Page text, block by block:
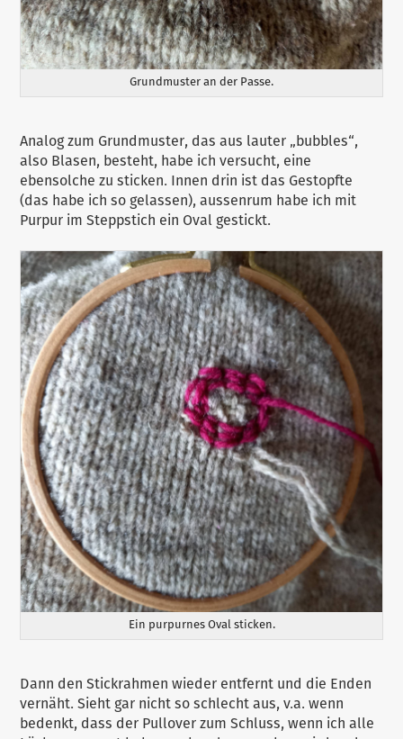
Grundmuster an der Passe.
Analog zum Grundmuster, das aus lauter „bubbles“,
also Blasen, besteht, habe ich versucht, eine
ebensolche zu sticken. Innen drin ist das Gestopfte
(das habe ich so gelassen), aussenrum habe ich mit
Purpur im Steppstich ein Oval gestickt.
Ein purpurnes Oval sticken.
Dann den Stickrahmen wieder entfernt und die Enden
vernäht. Sieht gar nicht so schlecht aus, v.a. wenn
bedenkt, dass der Pullover zum Schluss, wenn ich alle